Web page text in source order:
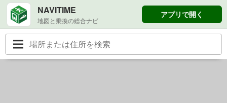
NAVITIME
地図と乗換の総合ナビ
アプリで開く